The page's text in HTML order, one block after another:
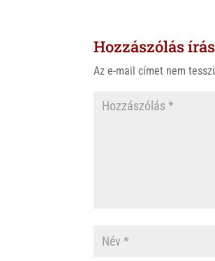
A
o
Hozzászólás
Az e-mail címet nem